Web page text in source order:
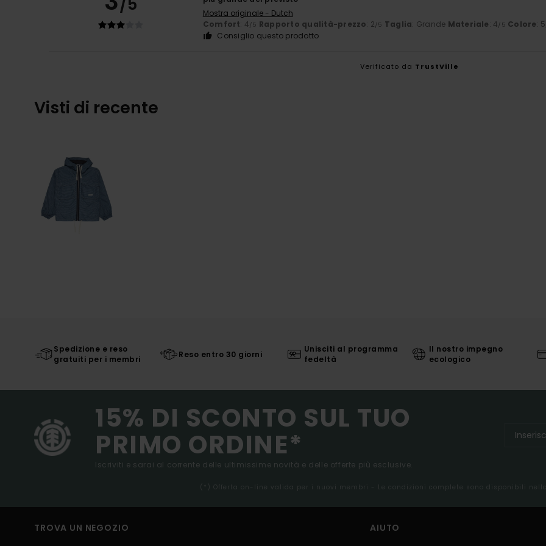
/5
Mostra originale - Dutch
Comfort: 4/5 Rapporto qualità-prezzo: 2/5 Taglia: Grande Materiale: 4/5 Colore: 5
Consiglio questo prodotto
Verificato da TrustVille
Visti di recente
Spedizione e reso
gratuiti per i membri
Reso entro 30 giorni
Unisciti al programma
fedeltà
Il nostro impegno
ecologico
15% DI SCONTO SUL TUO
PRIMO ORDINE*
Iscriviti e sarai al corrente delle ultimissime novità e delle offerte più esclusive.
(*) Offerta on-line valida per i nuovi membri - Le condizioni complete sono disponibili
TROVA UN NEGOZIO AIUTO